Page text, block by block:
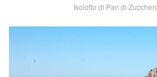
Isolotto di Pan di